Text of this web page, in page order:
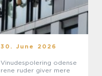
30. June 2026
Vinudespolering odense
rene ruder giver mere